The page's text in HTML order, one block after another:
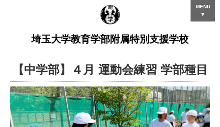
埼玉大学教育学部附属特別支援学校
MENU
▼
【中学部】４月 運動会練習 学部種目